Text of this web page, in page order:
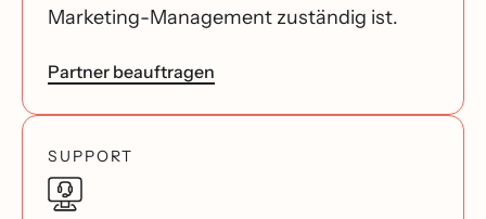
Marketing-Management zuständig ist.
Partner beauftragen
SUPPORT